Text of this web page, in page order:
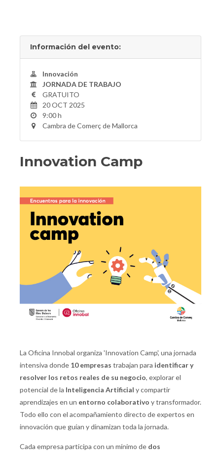
Información del evento:
Innovación
JORNADA DE TRABAJO
GRATUITO
20 OCT 2025
9:00 h
Cambra de Comerç de Mallorca
Innovation Camp
La Oficina Innobal organiza 'Innovation Camp', una jornada
intensiva donde 10 empresas trabajan para identificar y
resolver los retos reales de su negocio, explorar el
potencial de la Inteligencia Artificial y compartir
aprendizajes en un entorno colaborativo y transformador.
Todo ello con el acompañamiento directo de expertos en
innovación que guían y dinamizan toda la jornada.
Cada empresa participa con un mínimo de dos